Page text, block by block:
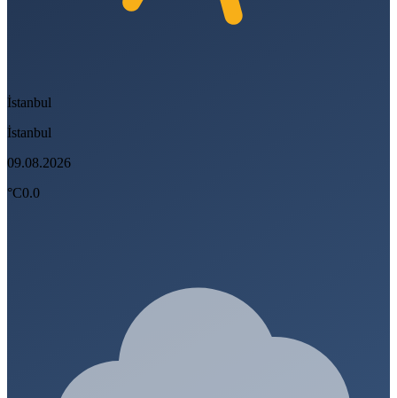
İstanbul
İstanbul
09.08.2026
°C0.0